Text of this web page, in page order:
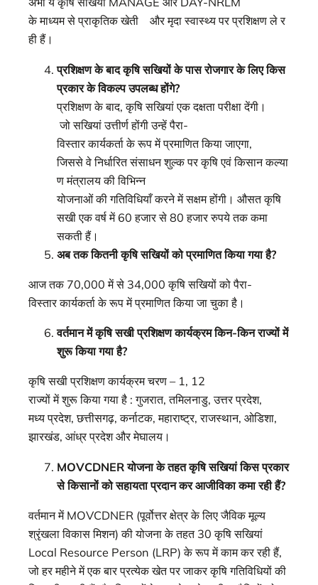
के माध्यम से प्राकृतिक खेती और मृदा स्वास्थ्य पर प्रशिक्षण ले र
ही हैं।
प्रशिक्षण के बाद कृषि सखियों के पास रोजगार के लिए किस
प्रकार के विकल्प उपलब्ध होंगे?
प्रशिक्षण के बाद, कृषि सखियां एक दक्षता परीक्षा देंगी।
जो सखियां उत्तीर्ण होंगी उन्हें पैरा-
विस्तार कार्यकर्ता के रूप में प्रमाणित किया जाएगा,
जिससे वे निर्धारित संसाधन शुल्क पर कृषि एवं किसान कल्या
ण मंत्रालय की विभिन्न
योजनाओं की गतिविधियाँ करने में सक्षम होंगी। औसत कृषि
सखी एक वर्ष में 60 हजार से 80 हजार रुपये तक कमा
सकती हैं।
अब तक कितनी कृषि सखियों को प्रमाणित किया गया है?
आज तक 70,000 में से 34,000 कृषि सखियों को पैरा-
विस्तार कार्यकर्ता के रूप में प्रमाणित किया जा चुका है।
वर्तमान मेंकृषि सखी प्रशिक्षण कार्यक्रमकिन-किन राज्यों में
शुरू किया गया है?
कृषि सखी प्रशिक्षण कार्यक्रम चरण – 1, 12
राज्यों में शुरू किया गया है : गुजरात, तमिलनाडु, उत्तर प्रदेश,
मध्य प्रदेश, छत्तीसगढ़, कर्नाटक, महाराष्ट्र, राजस्थान, ओडिशा,
झारखंड, आंध्र प्रदेश और मेघालय।
MOVCDNERयोजना के तहत कृषि सखियांकिस प्रकार
से किसानों को सहायता प्रदान कर आजीविका कमा रही हैं?
वर्तमान में MOVCDNER (पूर्वोत्तर क्षेत्र के लिए जैविक मूल्य
श्रृंखला विकास मिशन) की योजना के तहत 30 कृषि सखियां
Local Resource Person (LRP) के रूप में काम कर रही हैं,
जो हर महीने में एक बार प्रत्येक खेत पर जाकर कृषि गतिविधियों की